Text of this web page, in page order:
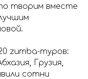
творим вместе
zumba-туров:
Грузия,
сотни